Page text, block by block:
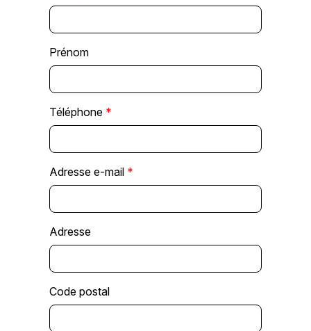
Prénom
Téléphone *
Adresse e-mail *
Adresse
Code postal